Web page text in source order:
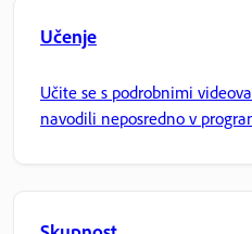
Učenje
Učite se s podrobnimi
navodili neposredno v